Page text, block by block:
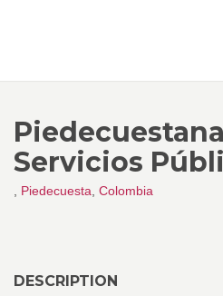
Servicios
Piedecuesta Colombia
DESCRIPTION